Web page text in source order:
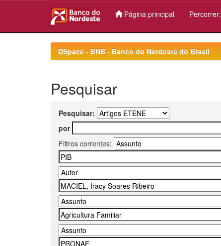
Página principal Percorrer:
DSpace - BNB - Banco do Nordeste do Brasil
Pesquisar
Pesquisar:
por
Filtros correntes: